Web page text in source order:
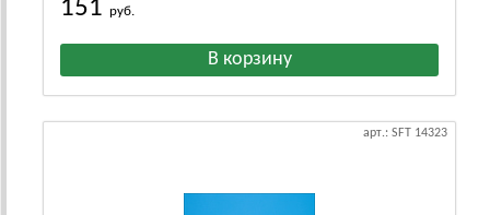
151 руб.
арт.: SFT 14323